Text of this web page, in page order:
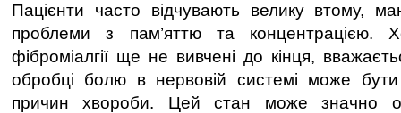
Пацієнти часто відчувають велику втому,
проблеми з пам’яттю та концентрацією.
фіброміалгії ще не вивчені до кінця,
обробці болю в нервовій системі може
причин хвороби. Цей стан може значно